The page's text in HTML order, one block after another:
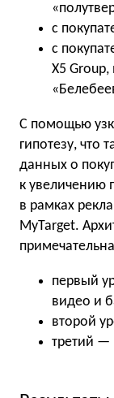
с
с
X5
C помощью
гипотезу, что
данных о
к увеличению
в рамках
MyTarget.
первый
видео и
второй
третий —